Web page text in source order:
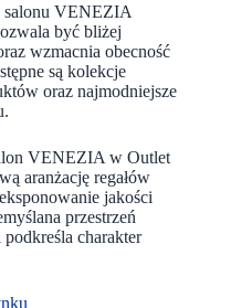
salonu VENEZIA
być bliżej
wzmacnia obecność
są kolekcje
oraz najmodniejsze
VENEZIA w Outlet
aranżację regałów
jakości
przestrzeń
charakter